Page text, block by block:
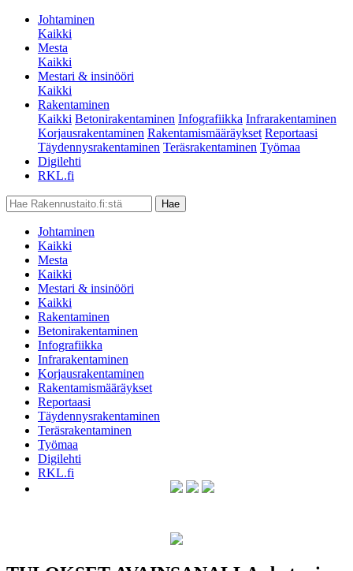
Johtaminen
Kaikki
Mesta
Kaikki
Mestari & insinööri
Kaikki
Rakentaminen
Kaikki Betonirakentaminen Infografiikka Infrarakentaminen
Korjausrakentaminen Rakentamismääräykset Reportaasi
Täydennysrakentaminen Teräsrakentaminen Työmaa
Digilehti
RKL.fi
Johtaminen
Kaikki
Mesta
Kaikki
Mestari & insinööri
Kaikki
Rakentaminen
Betonirakentaminen
Infografiikka
Infrarakentaminen
Korjausrakentaminen
Rakentamismääräykset
Reportaasi
Täydennysrakentaminen
Teräsrakentaminen
Työmaa
Digilehti
RKL.fi